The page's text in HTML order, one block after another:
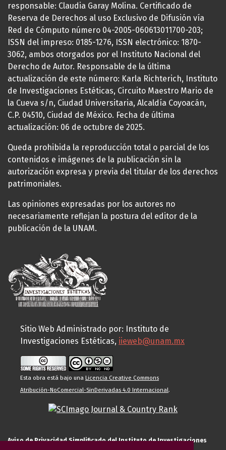
responsable: Claudia Garay Molina. Certificado de
Reserva de Derechos al uso Exclusivo de Difusión vía
Red de Cómputo número 04-2005-060613011700-203;
ISSN del impreso: 0185-1276, ISSN electrónico: 1870-
3062, ambos otorgados por el Instituto Nacional del
Derecho de Autor. Responsable de la última
actualización de este número: Karla Richterich, Instituto
de Investigaciones Estéticas, Circuito Maestro Mario de
la Cueva s/n, Ciudad Universitaria, Alcaldía Coyoacán,
C.P. 04510, Ciudad de México. Fecha de última
actualización: 06 de octubre de 2025.
Queda prohibida la reproducción total o parcial de los
contenidos e imágenes de la publicación sin la
autorización expresa y previa del titular de los derechos
patrimoniales.
Las opiniones expresadas por los autores no
necesariamente reflejan la postura del editor de la
publicación de la UNAM.
Sitio Web Administrado por: Instituto de
Investigaciones Estéticas, iieweb@unam.mx
Esta obra está bajo una Licencia Creative Commons
Atribución-NoComercial-SinDerivadas 4.0 Internacional.
Aviso de Privacidad Simplificado del Instituto de Investigaciones